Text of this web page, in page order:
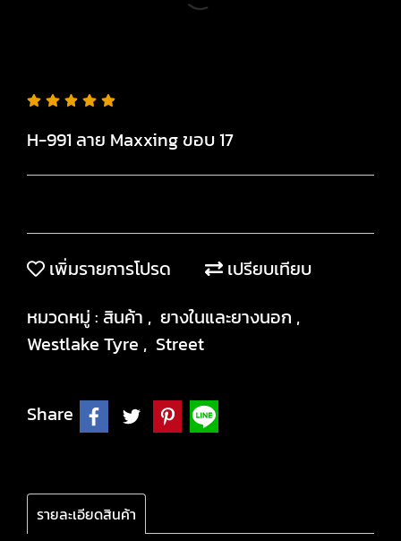
H-991 ลาย Maxxing ขอบ 17
เพิ่มรายการโปรด
เปรียบเทียบ
หมวดหมู่ : สินค้า , ยางในและยางนอก ,
Westlake Tyre , Street
Share
รายละเอียดสินค้า